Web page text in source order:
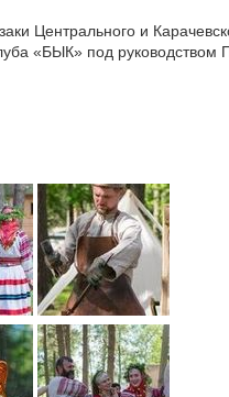
Центрального и
«БЫК» под руководством